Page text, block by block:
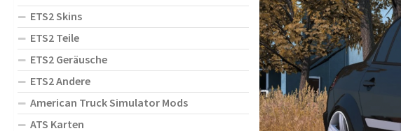
ETS2 Skins
ETS2 Teile
ETS2 Geräusche
ETS2 Andere
American Truck Simulator Mods
ATS Karten